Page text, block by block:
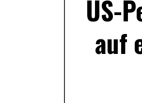
US-
auf